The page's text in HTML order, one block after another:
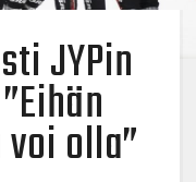
JYPin
olla”